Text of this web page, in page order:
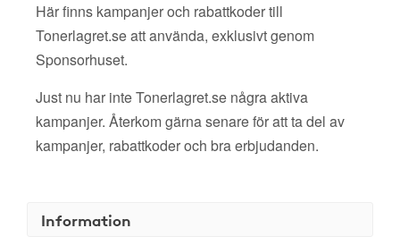
Här finns kampanjer och rabattkoder till
Tonerlagret.se att använda, exklusivt genom
Sponsorhuset.
Just nu har inte Tonerlagret.se några aktiva
kampanjer. Återkom gärna senare för att ta del av
kampanjer, rabattkoder och bra erbjudanden.
Information